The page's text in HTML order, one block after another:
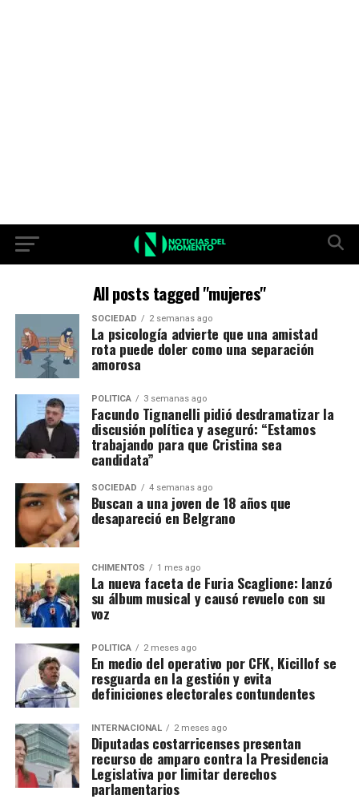
All posts tagged "mujeres"
SOCIEDAD 2 semanas ago
La psicología advierte que una amistad
rota puede doler como una separación
amorosa
POLITICA 3 semanas ago
Facundo Tignanelli pidió desdramatizar la
discusión política y aseguró: “Estamos
trabajando para que Cristina sea
candidata”
SOCIEDAD 4 semanas ago
Buscan a una joven de 18 años que
desapareció en Belgrano
CHIMENTOS 1 mes ago
La nueva faceta de Furia Scaglione: lanzó
su álbum musical y causó revuelo con su
voz
POLITICA 2 meses ago
En medio del operativo por CFK, Kicillof se
resguarda en la gestión y evita
definiciones electorales contundentes
INTERNACIONAL 2 meses ago
Diputadas costarricenses presentan
recurso de amparo contra la Presidencia
Legislativa por limitar derechos
parlamentarios